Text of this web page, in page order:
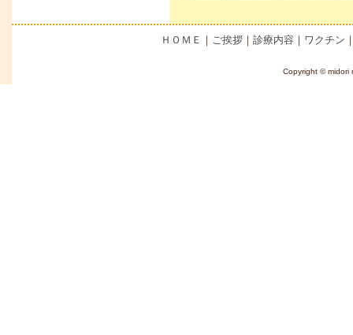
ＨＯＭＥ ｜ ご挨拶 ｜ 診療内容 ｜ ワクチン
Copyright © midori